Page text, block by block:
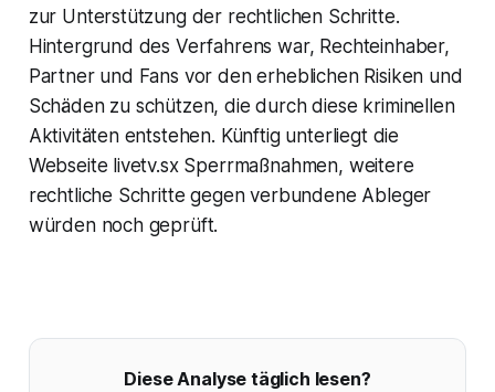
zur Unterstützung der rechtlichen Schritte.
Hintergrund des Verfahrens war, Rechteinhaber,
Partner und Fans vor den erheblichen Risiken und
Schäden zu schützen, die durch diese kriminellen
Aktivitäten entstehen. Künftig unterliegt die
Webseite livetv.sx Sperrmaßnahmen, weitere
rechtliche Schritte gegen verbundene Ableger
würden noch geprüft.
Diese Analyse täglich lesen?